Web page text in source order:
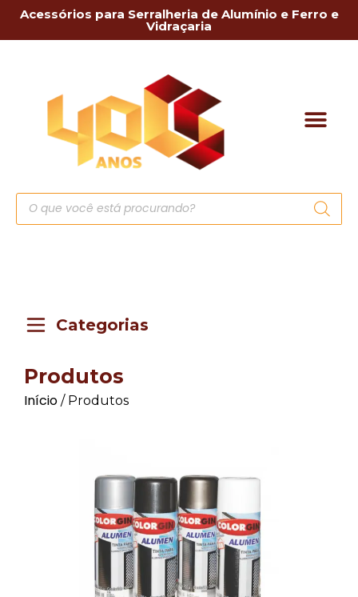
Acessórios para Serralheria de Alumínio e Ferro e
Vidraçaria
Categorias
Produtos
Início / Produtos